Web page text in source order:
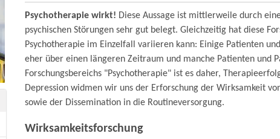
Psychotherapie wirkt! Diese Aussage ist mittlerweile durch
psychischen Störungen sehr gut belegt. Gleichzeitig hat diese
Psychotherapie im Einzelfall variieren kann: Einige Patienten
eher über einen längeren Zeitraum und manche Patienten und
Forschungsbereichs "Psychotherapie" ist es daher,
Depression widmen wir uns der Erforschung der Wirksamkeit
sowie der Dissemination in die Routineversorgung.
Wirksamkeitsforschung